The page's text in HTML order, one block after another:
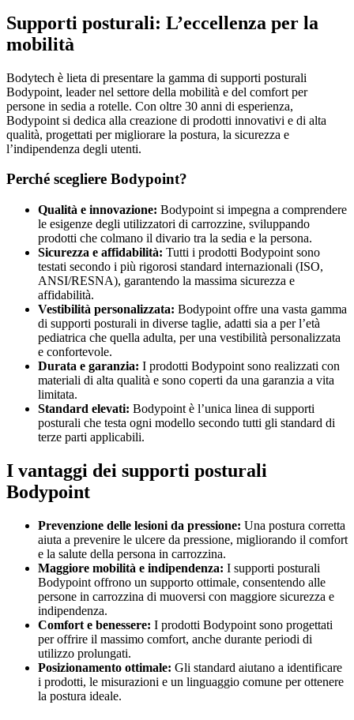
Supporti posturali: L’eccellenza per la
mobilità
Bodytech è lieta di presentare la gamma di supporti posturali
Bodypoint, leader nel settore della mobilità e del comfort per
persone in sedia a rotelle. Con oltre 30 anni di esperienza,
Bodypoint si dedica alla creazione di prodotti innovativi e di alta
qualità, progettati per migliorare la postura, la sicurezza e
l’indipendenza degli utenti.
Perché scegliere Bodypoint?
Qualità e innovazione: Bodypoint si impegna a comprendere
le esigenze degli utilizzatori di carrozzine, sviluppando
prodotti che colmano il divario tra la sedia e la persona.
Sicurezza e affidabilità: Tutti i prodotti Bodypoint sono
testati secondo i più rigorosi standard internazionali (ISO,
ANSI/RESNA), garantendo la massima sicurezza e
affidabilità.
Vestibilità personalizzata: Bodypoint offre una vasta gamma
di supporti posturali in diverse taglie, adatti sia a per l’età
pediatrica che quella adulta, per una vestibilità personalizzata
e confortevole.
Durata e garanzia: I prodotti Bodypoint sono realizzati con
materiali di alta qualità e sono coperti da una garanzia a vita
limitata.
Standard elevati: Bodypoint è l’unica linea di supporti
posturali che testa ogni modello secondo tutti gli standard di
terze parti applicabili.
I vantaggi dei supporti posturali
Bodypoint
Prevenzione delle lesioni da pressione: Una postura corretta
aiuta a prevenire le ulcere da pressione, migliorando il comfort
e la salute della persona in carrozzina.
Maggiore mobilità e indipendenza: I supporti posturali
Bodypoint offrono un supporto ottimale, consentendo alle
persone in carrozzina di muoversi con maggiore sicurezza e
indipendenza.
Comfort e benessere: I prodotti Bodypoint sono progettati
per offrire il massimo comfort, anche durante periodi di
utilizzo prolungati.
Posizionamento ottimale: Gli standard aiutano a identificare
i prodotti, le misurazioni e un linguaggio comune per ottenere
la postura ideale.